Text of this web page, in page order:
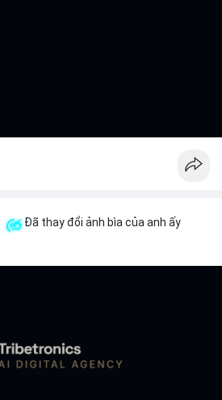
Đã thay đổi ảnh bìa của anh ấy